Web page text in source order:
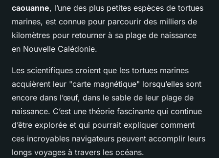
caouanne, l’une des plus petites espèces de tortues
marines, est connue pour parcourir des milliers de
kilomètres pour retourner à sa plage de naissance
en Nouvelle Calédonie.
Les scientifiques croient que les tortues marines
acquièrent leur "carte magnétique" lorsqu’elles sont
encore dans l’œuf, dans le sable de leur plage de
naissance. C’est une théorie fascinante qui continue
d’être explorée et qui pourrait expliquer comment
ces incroyables navigateurs peuvent accomplir leurs
longs voyages à travers les océans.